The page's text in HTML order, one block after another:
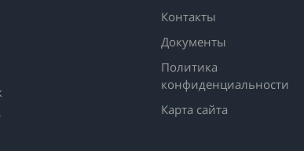
Контакты
Документы
Политика
конфиденциальности
Карта сайта